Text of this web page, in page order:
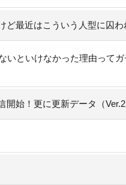
最近はこういう人型に囚
いといけなかった理由って
始！更に更新データ（